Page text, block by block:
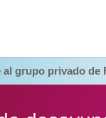
al grupo privado de